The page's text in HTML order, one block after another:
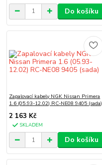
Do košíku
Zapalovací kabely NGK Nissan Primera
1.6 (05.93-12.02) RC-NE08 9405 (sada)
2 163 Kč
SKLADEM
Do košíku